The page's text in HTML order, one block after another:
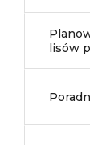
lisów